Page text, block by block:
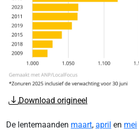
Download origineel
De lentemaanden maart, april en mei